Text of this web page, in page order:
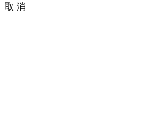
取 消